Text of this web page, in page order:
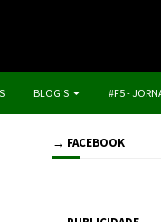
BLOG'S #F5 -
→ FACEBOOK